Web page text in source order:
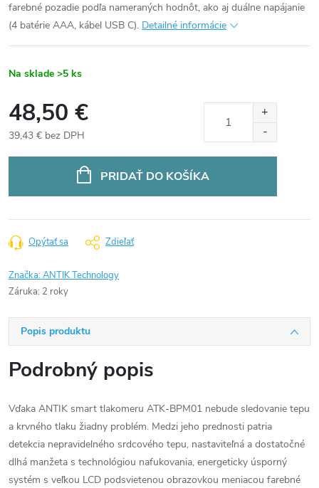
farebné pozadie podľa nameraných hodnôt, ako aj duálne napájanie
(4 batérie AAA, kábel USB C). Detailné informácie
Na sklade >5 ks
48,50 €
39,43 € bez DPH
PRIDAŤ DO KOŠÍKA
Opýtať sa Zdieľať
Značka:ANTIK Technology
Záruka: 2 roky
Popis produktu
Podrobný popis
Vďaka ANTIK smart tlakomeru ATK-BPM01 nebude sledovanie tepu
a krvného tlaku žiadny problém. Medzi jeho prednosti patria
detekcia nepravidelného srdcového tepu, nastaviteľná a dostatočné
dlhá manžeta s technológiou nafukovania, energeticky úsporný
systém s veľkou LCD podsvietenou obrazovkou meniacou farebné